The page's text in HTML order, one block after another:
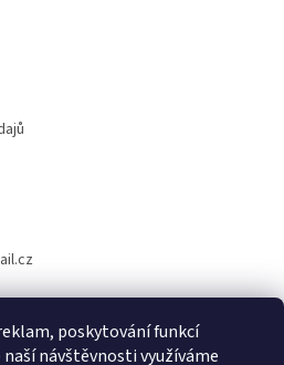
poskytování funkcí
návštěvnosti využíváme